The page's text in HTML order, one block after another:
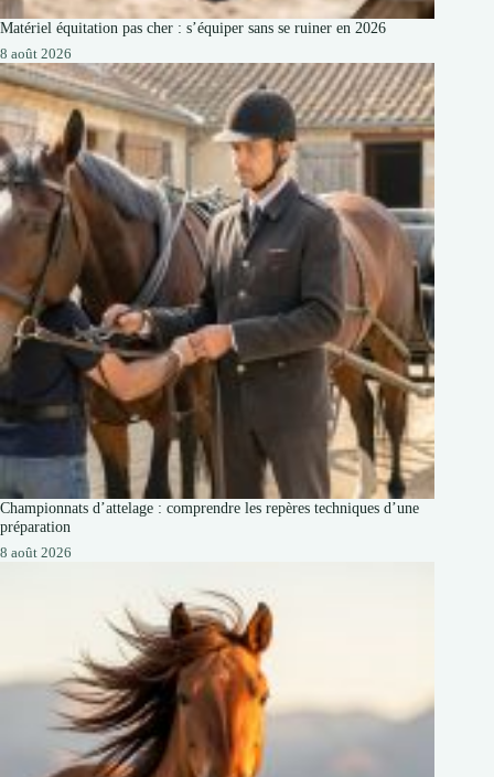
Matériel équitation pas cher : s’équiper sans se ruiner en 2026
8 août 2026
Championnats d’attelage : comprendre les repères techniques d’une
préparation
8 août 2026